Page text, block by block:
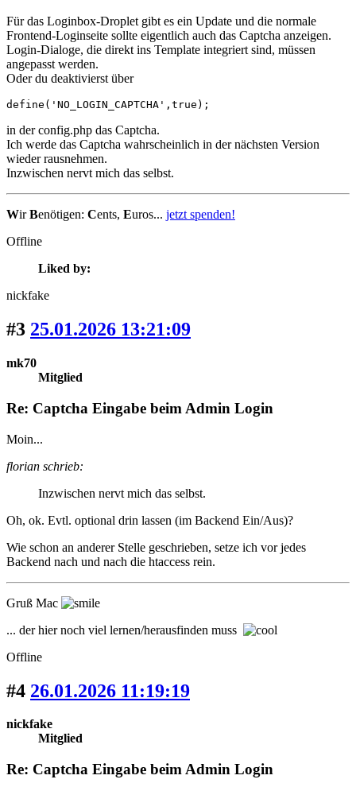
Für das Loginbox-Droplet gibt es ein Update und die normale
Frontend-Loginseite sollte eigentlich auch das Captcha anzeigen.
Login-Dialoge, die direkt ins Template integriert sind, müssen
angepasst werden.
Oder du deaktivierst über
define('NO_LOGIN_CAPTCHA',true);
in der config.php das Captcha.
Ich werde das Captcha wahrscheinlich in der nächsten Version
wieder rausnehmen.
Inzwischen nervt mich das selbst.
WirBenötigen: Cents, Euros... jetzt spenden!
Offline
Liked by:
nickfake
#3 25.01.2026 13:21:09
mk70
Mitglied
Re: Captcha Eingabe beim Admin Login
Moin...
florian schrieb:
Inzwischen nervt mich das selbst.
Oh, ok. Evtl. optional drin lassen (im Backend Ein/Aus)?
Wie schon an anderer Stelle geschrieben, setze ich vor jedes
Backend nach und nach die htaccess rein.
Gruß Mac
... der hier noch viel lernen/herausfinden muss
Offline
#4 26.01.2026 11:19:19
nickfake
Mitglied
Re: Captcha Eingabe beim Admin Login